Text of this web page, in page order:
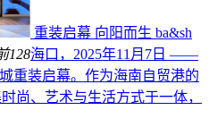
重装启幕 向阳而生 ba&sh
128海口，2025年11月7日 ——
重装启幕。作为海南自贸港的
尚、艺术与生活方式于一体，